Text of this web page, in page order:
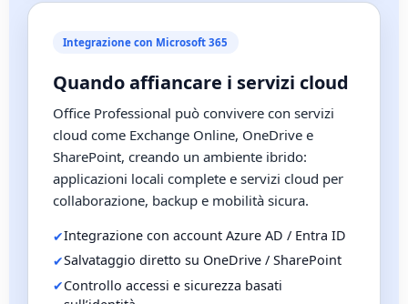
Integrazione con Microsoft 365
Quando affiancare i servizi cloud
Office Professional può convivere con servizi
cloud come Exchange Online, OneDrive e
SharePoint, creando un ambiente ibrido:
applicazioni locali complete e servizi cloud per
collaborazione, backup e mobilità sicura.
Integrazione con account Azure AD / Entra ID
Salvataggio diretto su OneDrive / SharePoint
Controllo accessi e sicurezza basati